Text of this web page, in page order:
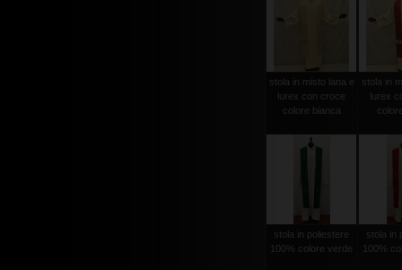
stola in misto lana e
lurex con croce
colore bianca
stola in
lurex
stola in poliestere
100% colore verde
stola in
100%